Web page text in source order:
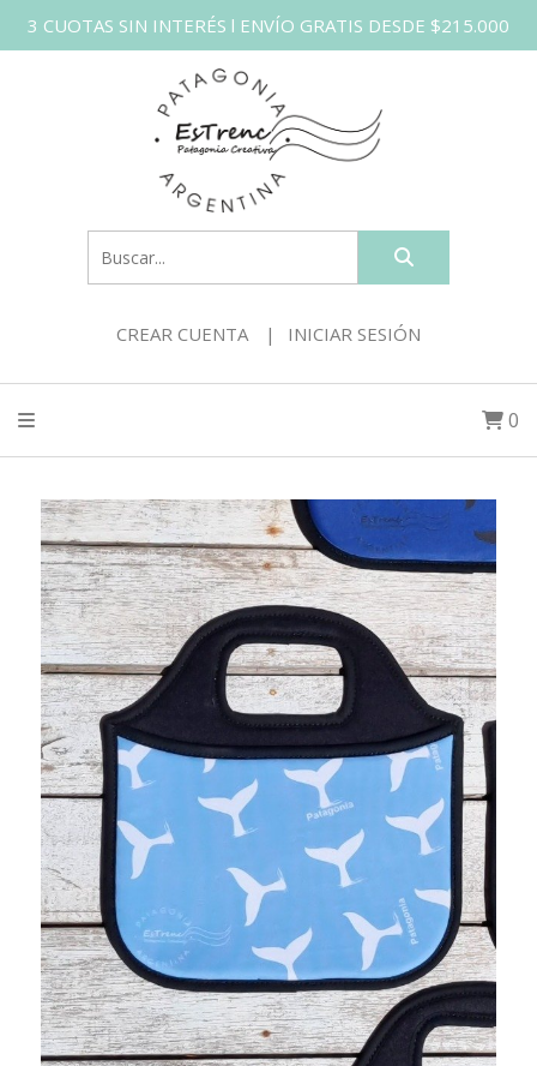
3 CUOTAS SIN INTERÉS l ENVÍO GRATIS DESDE $215.000
CREAR CUENTA INICIAR SESIÓN
0